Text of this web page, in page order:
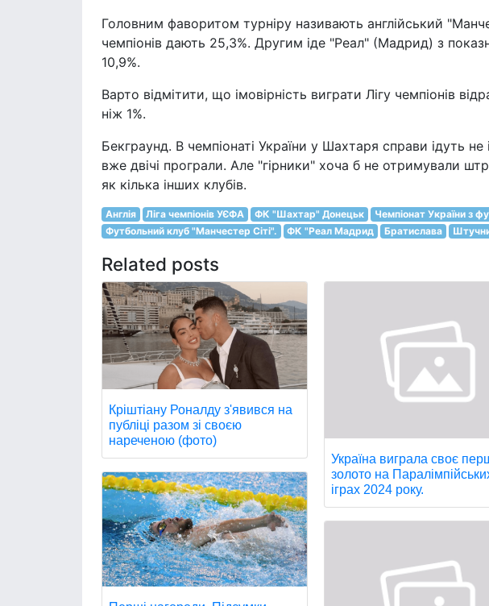
Головним фаворитом турніру називають англійський
чемпіонів дають 25,3%. Другим іде "Реал" (Мадрид) з
10,9%.
Варто відмітити, що імовірність виграти Лігу чемпіонів
ніж 1%.
Бекграунд. В чемпіонаті України у Шахтаря справи ідуть
вже двічі програли. Але "гірники" хоча б не отримували
як кілька інших клубів.
Англія Ліга чемпіонів УЄФА ФК "Шахтар" Донецьк Чемпіонат України з
Футбольний клуб "Манчестер Сіті".
ФК "Реал Мадрид Братислава
Related posts
Кріштіану Роналду з'явився на
публіці разом зі своєю
нареченою (фото)
Україна виграла своє
золото на
іграх 2024 року.